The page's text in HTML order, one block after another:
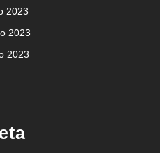
2023
2023
2023